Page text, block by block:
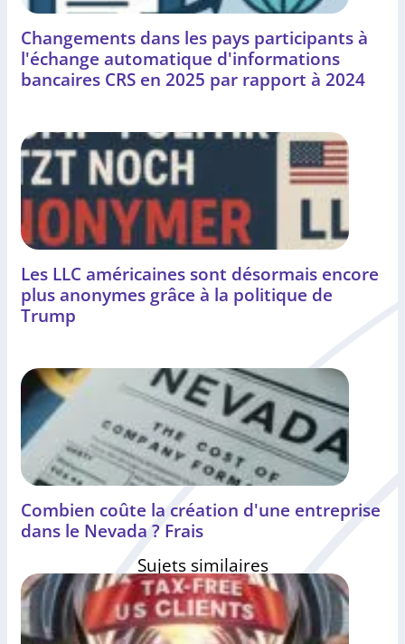
Changements dans les pays participants à
l'échange automatique d'informations
bancaires CRS en 2025 par rapport à 2024
Les LLC américaines sont désormais encore
plus anonymes grâce à la politique de
Trump
Combien coûte la création d'une entreprise
dans le Nevada ? Frais
Sujets similaires